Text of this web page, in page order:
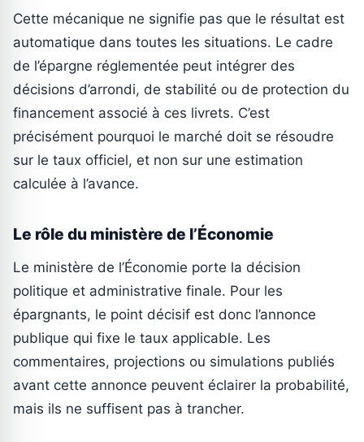
Cette mécanique ne signifie pas que le résultat est
automatique dans toutes les situations. Le cadre
de l’épargne réglementée peut intégrer des
décisions d’arrondi, de stabilité ou de protection du
financement associé à ces livrets. C’est
précisément pourquoi le marché doit se résoudre
sur le taux officiel, et non sur une estimation
calculée à l’avance.
Le rôle du ministère de l’Économie
Le ministère de l’Économie porte la décision
politique et administrative finale. Pour les
épargnants, le point décisif est donc l’annonce
publique qui fixe le taux applicable. Les
commentaires, projections ou simulations publiés
avant cette annonce peuvent éclairer la probabilité,
mais ils ne suffisent pas à trancher.